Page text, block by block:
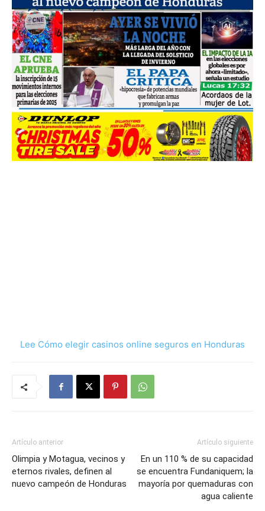
Lee Cómo elegir casinos online seguros en Honduras
Artículo anterior
Olimpia y Motagua, vecinos y
eternos rivales, definen al
nuevo campeón de Honduras
Artículo siguiente
En un 110 % de su capacidad
se encuentra Fundaniquem; la
mayoría por quemaduras con
agua caliente